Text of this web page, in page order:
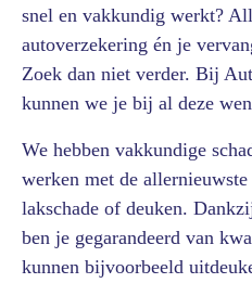
snel en vakkundig werkt?
autoverzekering én je
Zoek dan niet verder. Bij
kunnen we je bij al deze
We hebben vakkundige
werken met de
lakschade of deuken.
ben je gegarandeerd van
kunnen bijvoorbeeld